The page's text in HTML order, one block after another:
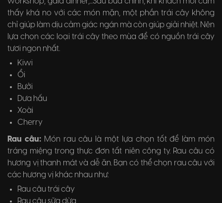
thấy khá no với các món mặn, một phần trái cây không
chỉ giúp làm dịu cảm giác ngán mà còn giúp giải nhiệt. Nên
lựa chọn các loại trái cây theo mùa để có nguồn trái cây
tươi ngon nhất.
Kiwi
Ổi
Bưởi
Dưa hấu
Xoài
Cherry
Rau câu:Món rau câu là một lựa chọn tốt để làm món
tráng miệng trong thực đơn tất niên công ty. Rau câu có
hương vị thanh mát và dễ ăn. Bạn có thể chọn rau câu với
các hương vị khác nhau như:
Rau câu trái cây